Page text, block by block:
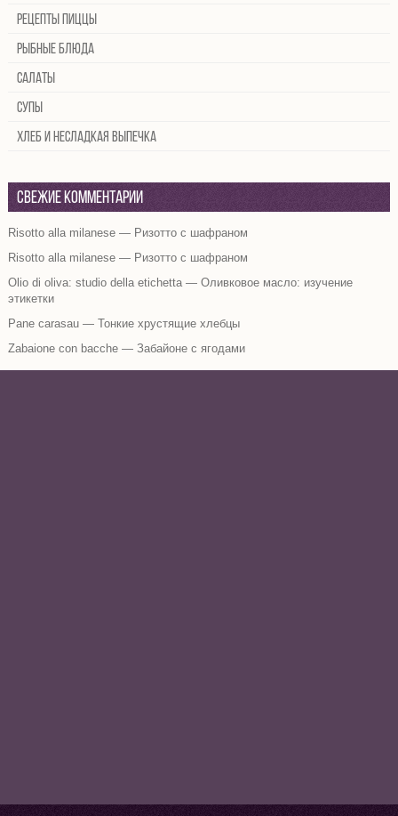
Рецепты пиццы
Рыбные блюда
Салаты
Супы
Хлеб и несладкая выпечка
Свежие комментарии
Risotto alla milanese — Ризотто с шафраном
Risotto alla milanese — Ризотто с шафраном
Olio di oliva: studio della etichetta — Оливковое масло: изучение
этикетки
Pane carasau — Тонкие хрустящие хлебцы
Zabaione con bacche — Забайоне с ягодами